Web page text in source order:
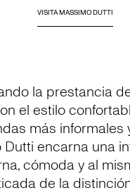
VISITA MASSIMO DUTTI
la prestancia
el estilo
más informales
Dutti encarna una
cómoda y al
de la